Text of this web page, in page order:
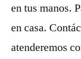
en tus manos.
en casa.
atenderemos